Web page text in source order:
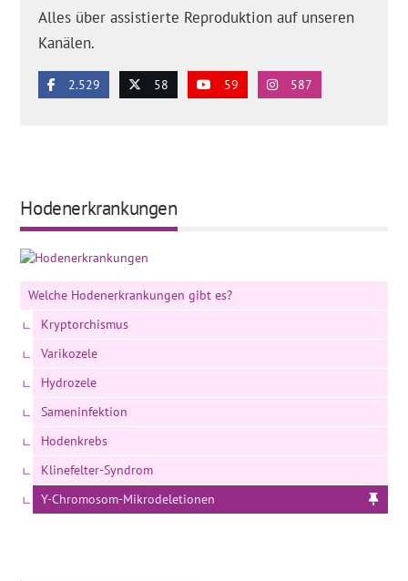
Schwangerschaft bei Mikrodeletionen im Y-Chromosom
möglich?'Und'Was ist eine Azoospermie aufgrund von
Mikrodeletionen auf dem Y-Chromosom?'
Alles über assistierte Reproduktion auf unseren
Kanälen.
2.529 58 59 587
Hodenerkrankungen
Welche Hodenerkrankungen gibt es?
Kryptorchismus
Varikozele
Hydrozele
Sameninfektion
Hodenkrebs
Klinefelter-Syndrom
Y-Chromosom-Mikrodeletionen